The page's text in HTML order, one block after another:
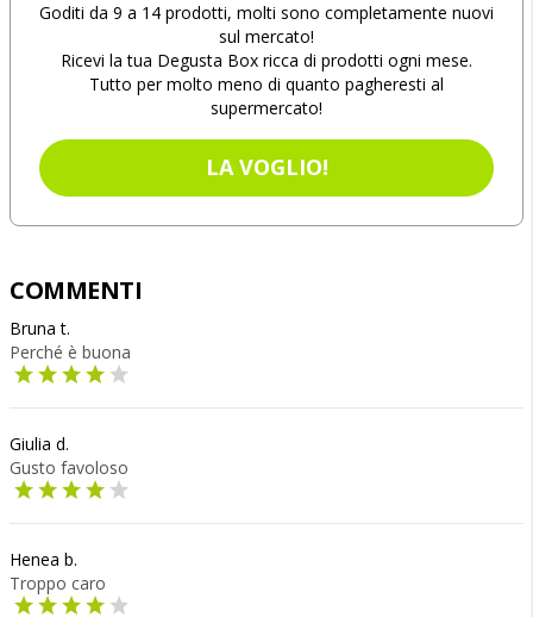
Goditi da 9 a 14 prodotti, molti sono completamente nuovi
sul mercato!
Ricevi la tua Degusta Box ricca di prodotti ogni mese.
Tutto per molto meno di quanto pagheresti al
supermercato!
LA VOGLIO!
COMMENTI
Bruna t.
Perché è buona
Giulia d.
Gusto favoloso
Henea b.
Troppo caro